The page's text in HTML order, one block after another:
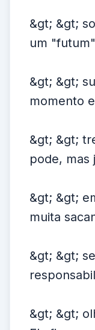
&gt; &gt;
um
&gt; &gt;
momento
&gt; &gt;
pode, mas
&gt; &gt;
muita
&gt; &gt;
&gt; &gt;